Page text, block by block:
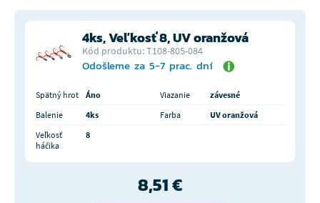
4ks, Veľkosť 8, UV oranžová
Kód produktu: T108-805-084
Odošleme za 5-7 prac. dní
Spätný hrot Áno Viazanie
závesné
Balenie
4ks Farba
UV oranžová
Veľkosť
háčika
8
8,51 €